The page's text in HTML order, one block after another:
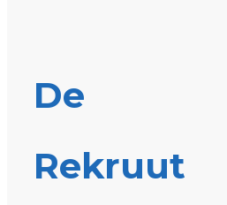
De
Rekruut